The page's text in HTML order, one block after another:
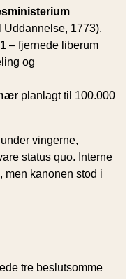
Uddannelse, 1773).
– fjernede liberum
og
planlagt til 100.000
vingerne,
status quo. Interne
men kanonen stod i
tre beslutsomme